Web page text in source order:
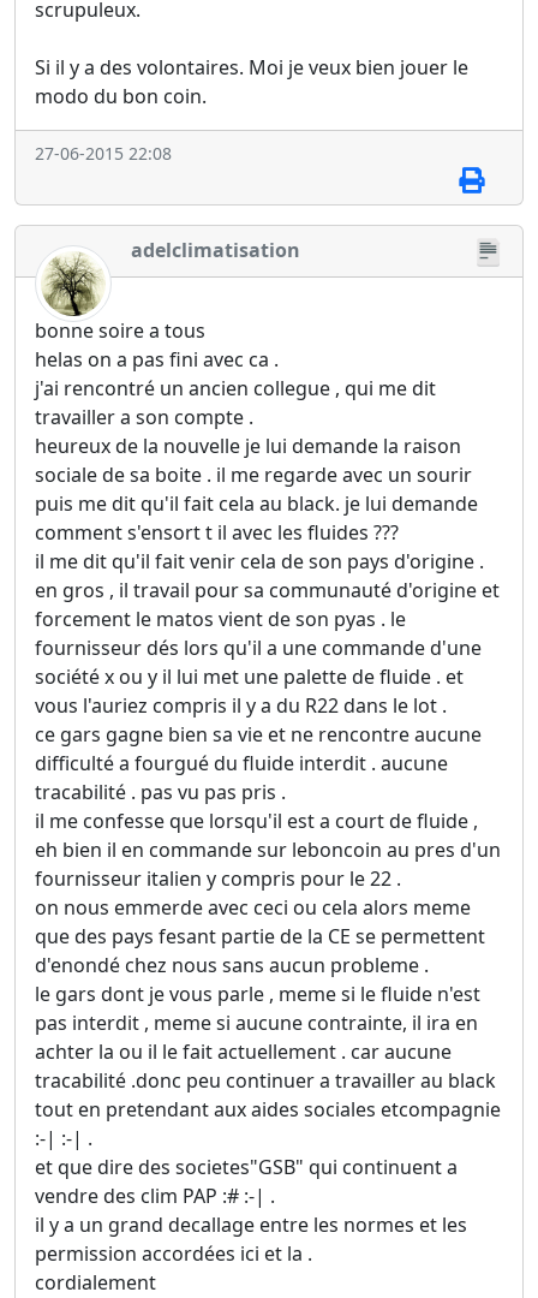
scrupuleux.
Si il y a des volontaires. Moi je veux bien jouer le
modo du bon coin.
27-06-2015 22:08
adelclimatisation
bonne soire a tous
helas on a pas fini avec ca .
j'ai rencontré un ancien collegue , qui me dit
travailler a son compte .
heureux de la nouvelle je lui demande la raison
sociale de sa boite . il me regarde avec un sourir
puis me dit qu'il fait cela au black. je lui demande
comment s'ensort t il avec les fluides ???
il me dit qu'il fait venir cela de son pays d'origine .
en gros , il travail pour sa communauté d'origine et
forcement le matos vient de son pyas . le
fournisseur dés lors qu'il a une commande d'une
société x ou y il lui met une palette de fluide . et
vous l'auriez compris il y a du R22 dans le lot .
ce gars gagne bien sa vie et ne rencontre aucune
difficulté a fourgué du fluide interdit . aucune
tracabilité . pas vu pas pris .
il me confesse que lorsqu'il est a court de fluide ,
eh bien il en commande sur leboncoin au pres d'un
fournisseur italien y compris pour le 22 .
on nous emmerde avec ceci ou cela alors meme
que des pays fesant partie de la CE se permettent
d'enondé chez nous sans aucun probleme .
le gars dont je vous parle , meme si le fluide n'est
pas interdit , meme si aucune contrainte, il ira en
achter la ou il le fait actuellement . car aucune
tracabilité .donc peu continuer a travailler au black
tout en pretendant aux aides sociales etcompagnie
:-| :-| .
et que dire des societes"GSB" qui continuent a
vendre des clim PAP :# :-| .
il y a un grand decallage entre les normes et les
permission accordées ici et la .
cordialement